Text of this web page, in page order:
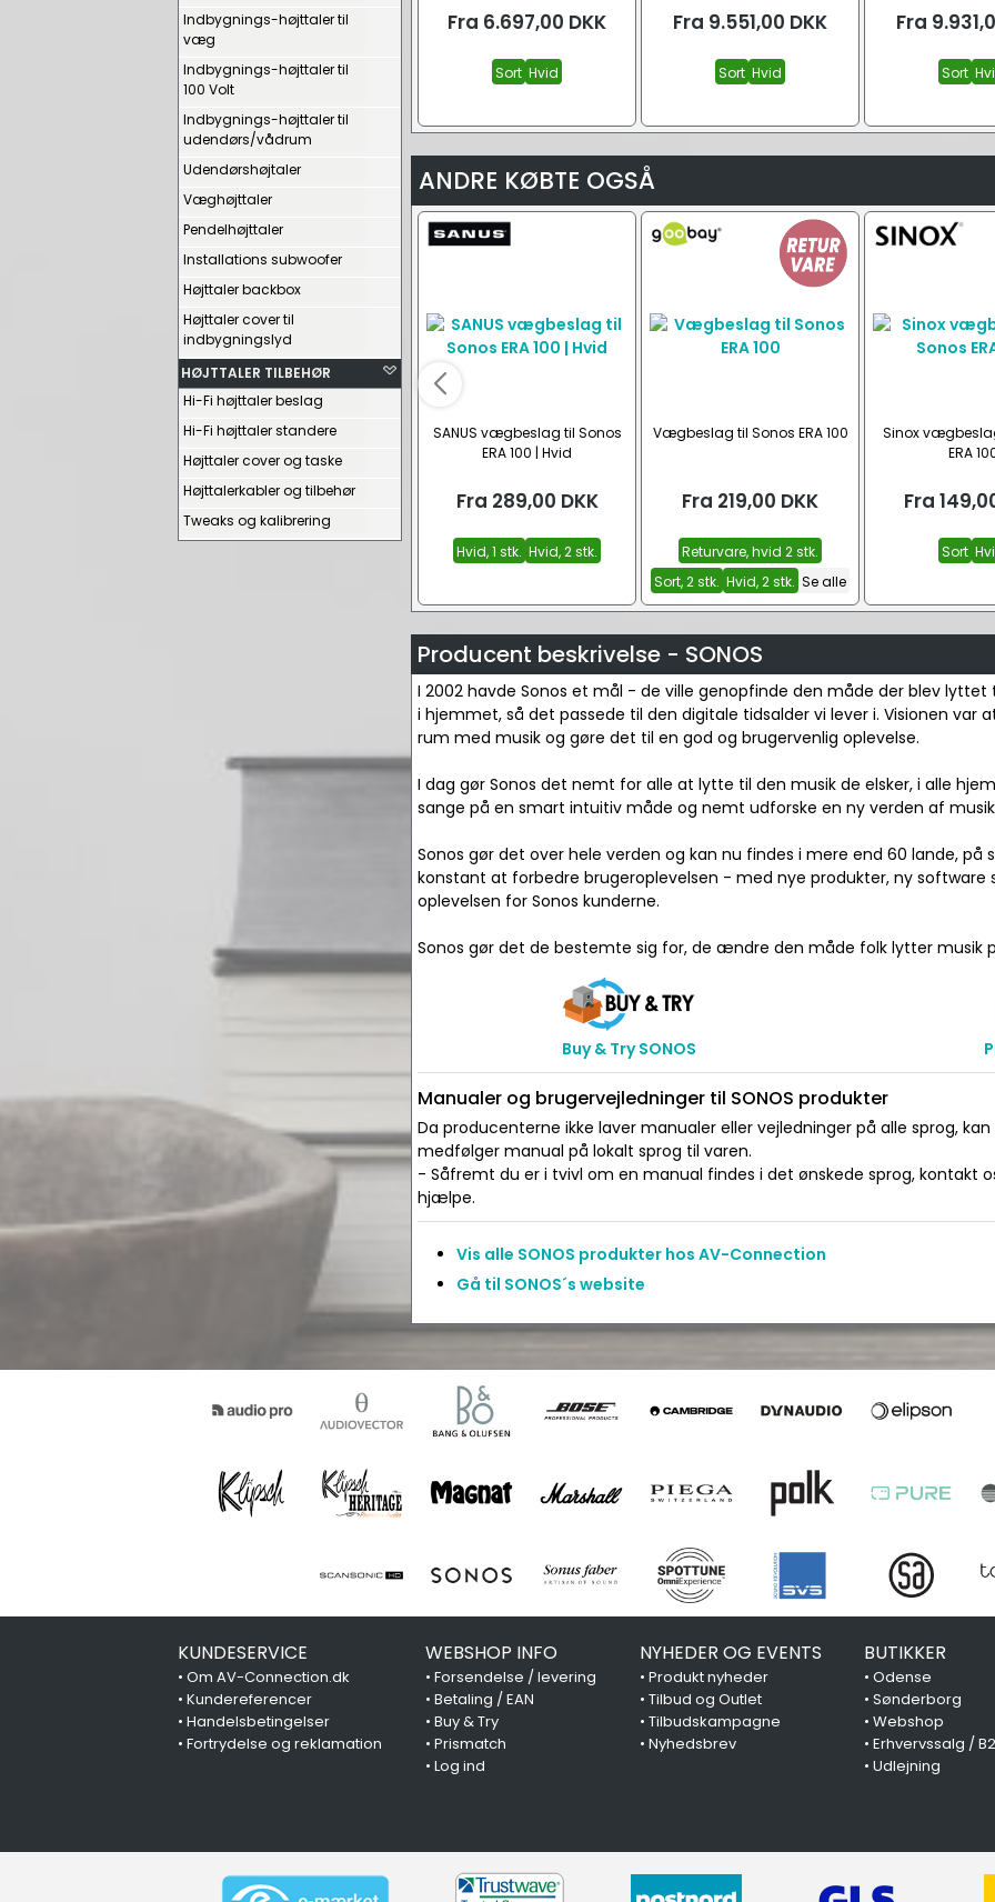
Indbygnings-højttaler til
væg
Indbygnings-højttaler til
100 Volt
Indbygnings-højttaler til
udendørs/vådrum
Udendørshøjtaler
Væghøjttaler
Pendelhøjttaler
Installations subwoofer
Højttaler backbox
Højttaler cover til
indbygningslyd
HØJTTALER TILBEHØR
Hi-Fi højttaler beslag
Hi-Fi højttaler standere
Højttaler cover og taske
Højttalerkabler og tilbehør
Tweaks og kalibrering
Fra 6.697,00 DKK
Sort Hvid
Fra 9.551,00 DKK
Sort Hvid
Fra
Sort
ANDRE KØBTE OGSÅ
SANUS vægbeslag til Sonos
ERA 100 | Hvid
Fra 289,00 DKK
Hvid, 1 stk. Hvid, 2 stk.
Vægbeslag til Sonos ERA 100
Fra 219,00 DKK
Returvare, hvid 2 stk.
Sort, 2 stk. Hvid, 2 stk. Se alle
Sinox
ERA
Fra
Sort
Producent beskrivelse - SONOS
I 2002 havde Sonos et mål - de ville genopfinde den måde der blev lyttet
i hjemmet, så det passede til den digitale tidsalder vi lever i. Visionen var
rum med musik og gøre det til en god og brugervenlig oplevelse.
I dag gør Sonos det nemt for alle at lytte til den musik de elsker, i alle
sange på en smart intuitiv måde og nemt udforske en ny verden af
Sonos gør det over hele verden og kan nu findes i mere end 60 lande, på
konstant at forbedre brugeroplevelsen - med nye produkter, ny software
oplevelsen for Sonos kunderne.
Sonos gør det de bestemte sig for, de ændre den måde folk lytter musik
Buy & Try SONOS
Manualer og brugervejledninger til SONOS produkter
Da producenterne ikke laver manualer eller vejledninger på alle sprog,
medfølger manual på lokalt sprog til varen.
- Såfremt du er i tvivl om en manual findes i det ønskede sprog, kontakt
hjælpe.
Vis alle SONOS produkter hos AV-Connection
Gå til SONOS´s website
KUNDESERVICE
• Om AV-Connection.dk
• Kundereferencer
• Handelsbetingelser
• Fortrydelse og reklamation
WEBSHOP INFO
• Forsendelse / levering
• Betaling / EAN
• Buy & Try
• Prismatch
• Log ind
NYHEDER OG EVENTS
• Produkt nyheder
• Tilbud og Outlet
• Tilbudskampagne
• Nyhedsbrev
BUTIKKER
•Odense
•Sønderborg
•Webshop
•Erhvervssalg /
•Udlejning